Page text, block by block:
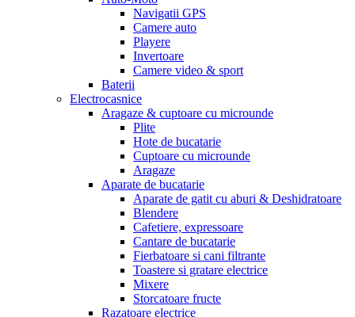
Navigatii GPS
Camere auto
Playere
Invertoare
Camere video & sport
Baterii
Electrocasnice
Aragaze & cuptoare cu microunde
Plite
Hote de bucatarie
Cuptoare cu microunde
Aragaze
Aparate de bucatarie
Aparate de gatit cu aburi & Deshidratoare
Blendere
Cafetiere, expressoare
Cantare de bucatarie
Fierbatoare si cani filtrante
Toastere si gratare electrice
Mixere
Storcatoare fructe
Razatoare electrice